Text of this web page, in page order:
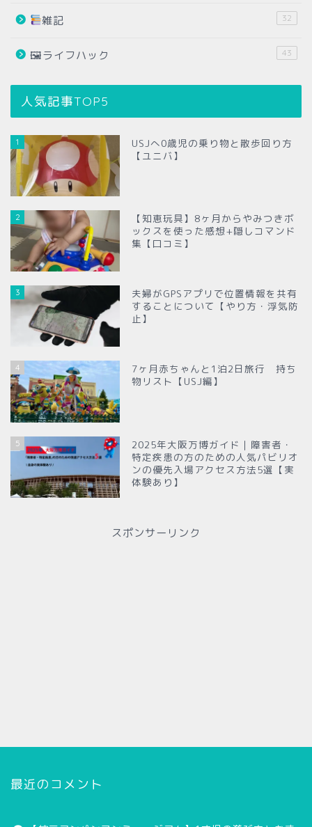
雑記 32
🖼ライフハック 43
人気記事TOP5
1
USJへ0歳児の乗り物と散歩回り方
【ユニバ】
2
【知恵玩具】8ヶ月からやみつきボ
ックスを使った感想+隠しコマンド
集【口コミ】
3
夫婦がGPSアプリで位置情報を共有
することについて【やり方・浮気防
止】
4
7ヶ月赤ちゃんと1泊2日旅行 持ち
物リスト【USJ編】
5
2025年大阪万博ガイド｜障害者・
特定疾患の方のための人気パビリオ
ンの優先入場アクセス方法5選【実
体験あり】
スポンサーリンク
最近のコメント